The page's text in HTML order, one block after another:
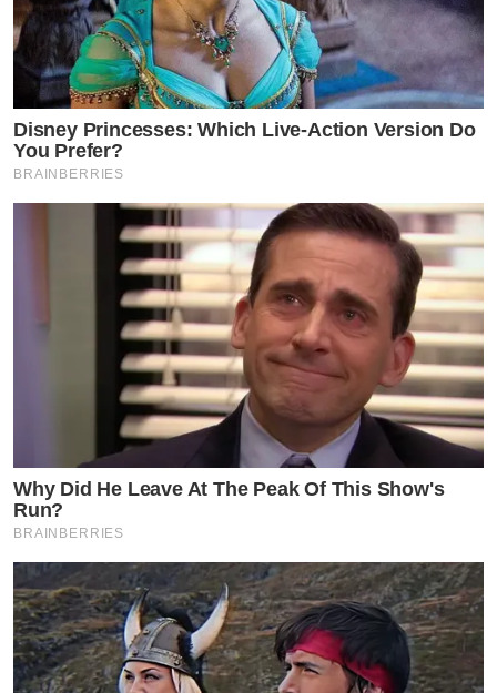
ข่าวที่เกี่ยวข้อง
จึ้งมาก!! น้ำเพชร อิสรีย์ เปิด
ลุค นางมโหทรเทวี นาง
สงกรานต์ประจำวันเสาร์
เบส คำสิงห์ เปิดใจทั้งน้ำตา!!
กับเรื่องราวความรักในอดีต
เผยย้อนเวลากลับไปได้ อยาก
กลับไปคบอดีตแฟนเก่า
by TVPOOL ONLINE
Disney Princesses: Which Live-Action Version Do
You Prefer?
BRAINBERRIES
Why Did He Leave At The Peak Of This Show's
Run?
BRAINBERRIES